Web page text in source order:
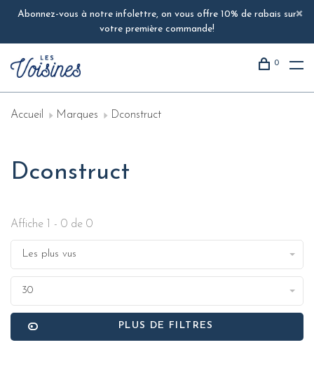
Abonnez-vous à notre infolettre, on vous offre 10% de rabais sur
votre première commande!
0
Accueil Marques Dconstruct
Dconstruct
Affiche 1 - 0 de 0
Les plus vus
30
PLUS DE FILTRES